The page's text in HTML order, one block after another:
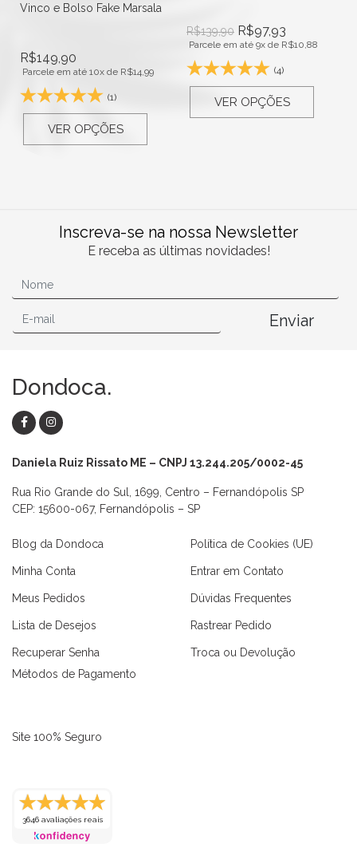
Macaquinhos
Vinco e Bolso Fake Marsala
R$149,90
Parcele em até 10x de R$14,99
(1)
VER OPÇÕES
R$139,90 R$97,93
Parcele em até 9x de R$10,88
(4)
VER OPÇÕES
Inscreva-se na nossa Newsletter
E receba as últimas novidades!
Enviar
Dondoca.
Daniela Ruiz Rissato ME – CNPJ 13.244.205/0002-45
Rua Rio Grande do Sul, 1699, Centro – Fernandópolis SP
CEP: 15600-067, Fernandópolis – SP
Blog da Dondoca
Minha Conta
Meus Pedidos
Lista de Desejos
Recuperar Senha
Política de Cookies (UE)
Entrar em Contato
Dúvidas Frequentes
Rastrear Pedido
Troca ou Devolução
Métodos de Pagamento
Site 100% Seguro
3646 avaliações reais